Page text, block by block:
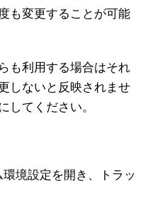
も変更することが可能
も利用する場合はそれ
しないと反映されませ
してください。
境設定を開き、トラッ